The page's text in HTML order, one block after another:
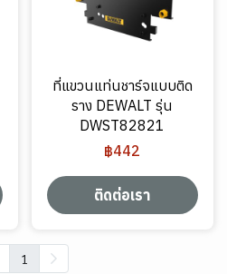
ที่แขวนแท่นชาร์จแบบติด
ราง DEWALT รุ่น
DWST82821
฿442
ติดต่อเรา
1